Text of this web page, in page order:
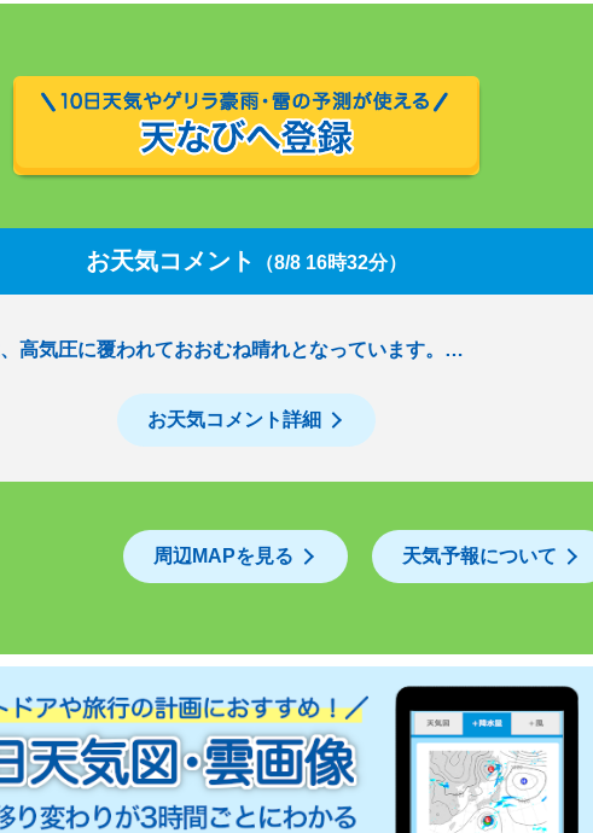
お天気コメント （8/8 16時32分）
高気圧に覆われておおむね晴れとなっています。…
お天気コメント詳細
周辺MAPを見る 天気予報について